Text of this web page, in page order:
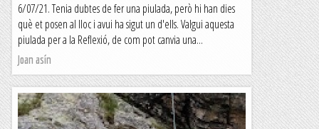
6/07/21. Tenia dubtes de fer una piulada, però hi han dies
què et posen al lloc i avui ha sigut un d'ells. Valgui aquesta
piulada per a la Reflexió, de com pot canvia una...
Joan asín